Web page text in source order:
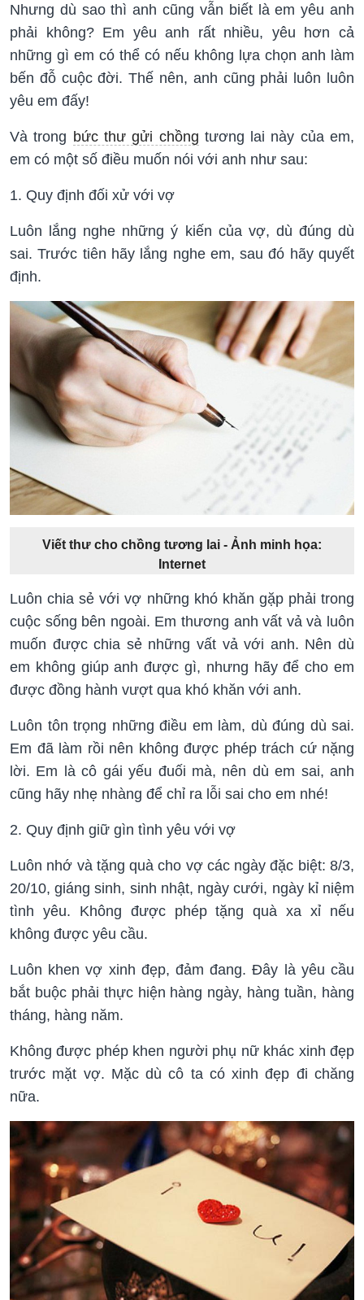
Nhưng dù sao thì anh cũng vẫn biết là em yêu anh
phải không? Em yêu anh rất nhiều, yêu hơn cả
những gì em có thể có nếu không lựa chọn anh làm
bến đỗ cuộc đời. Thế nên, anh cũng phải luôn luôn
yêu em đấy!
Và trong bức thư gửi chồng tương lai này của em,
em có một số điều muốn nói với anh như sau:
1. Quy định đối xử với vợ
Luôn lắng nghe những ý kiến của vợ, dù đúng dù
sai. Trước tiên hãy lắng nghe em, sau đó hãy quyết
định.
Viết thư cho chồng tương lai - Ảnh minh họa:
Internet
Luôn chia sẻ với vợ những khó khăn gặp phải trong
cuộc sống bên ngoài. Em thương anh vất vả và luôn
muốn được chia sẻ những vất vả với anh. Nên dù
em không giúp anh được gì, nhưng hãy để cho em
được đồng hành vượt qua khó khăn với anh.
Luôn tôn trọng những điều em làm, dù đúng dù sai.
Em đã làm rồi nên không được phép trách cứ nặng
lời. Em là cô gái yếu đuối mà, nên dù em sai, anh
cũng hãy nhẹ nhàng để chỉ ra lỗi sai cho em nhé!
2. Quy định giữ gìn tình yêu với vợ
Luôn nhớ và tặng quà cho vợ các ngày đặc biệt: 8/3,
20/10, giáng sinh, sinh nhật, ngày cưới, ngày kỉ niệm
tình yêu. Không được phép tặng quà xa xỉ nếu
không được yêu cầu.
Luôn khen vợ xinh đẹp, đảm đang. Đây là yêu cầu
bắt buộc phải thực hiện hàng ngày, hàng tuần, hàng
tháng, hàng năm.
Không được phép khen người phụ nữ khác xinh đẹp
trước mặt vợ. Mặc dù cô ta có xinh đẹp đi chăng
nữa.